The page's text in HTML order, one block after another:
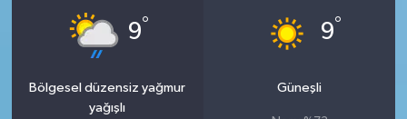
9°
Bölgesel düzensiz yağmur
yağışlı
9°
Güneşli